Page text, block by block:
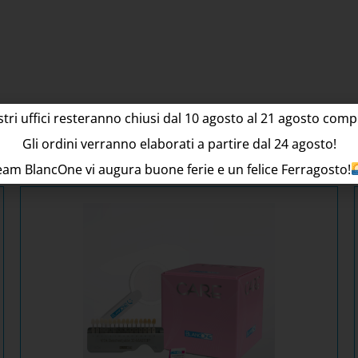
interessarti
uffici resteranno chiusi dal 10agosto al 21 agosto
Gli ordini verranno elaborati a partire dal 24agosto!
BlancOne vi augura buone ferie e un felice Ferragosto!